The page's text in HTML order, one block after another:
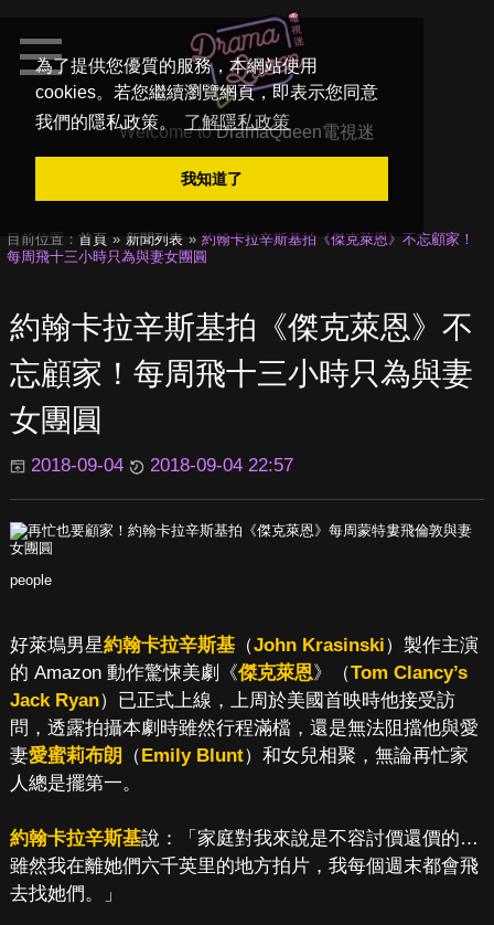
為了提供您優質的服務，本網站使用
cookies。若您繼續瀏覽網頁，即表示您同意
我們的隱私政策。
了解隱私政策
我知道了
Welcome toDramaQueen電視迷
目前位置： 首頁 新聞列表
約翰卡拉辛斯基拍《傑克萊恩》不忘顧家！
每周飛十三小時只為與妻女團圓
約翰卡拉辛斯基拍《傑克萊恩》不
忘顧家！每周飛十三小時只為與妻
女團圓
2018-09-04 2018-09-04 22:57
people
好萊塢男星約翰卡拉辛斯基（John Krasinski）製作主演
的 Amazon 動作驚悚美劇《傑克萊恩》（Tom Clancy’s
Jack Ryan）已正式上線，上周於美國首映時他接受訪
問，透露拍攝本劇時雖然行程滿檔，還是無法阻擋他與愛
妻愛蜜莉布朗 （Emily Blunt）和女兒相聚，無論再忙家
人總是擺第一。
約翰卡拉辛斯基說：「家庭對我來說是不容討價還價的…
雖然我在離她們六千英里的地方拍片，我每個週末都會飛
去找她們。」